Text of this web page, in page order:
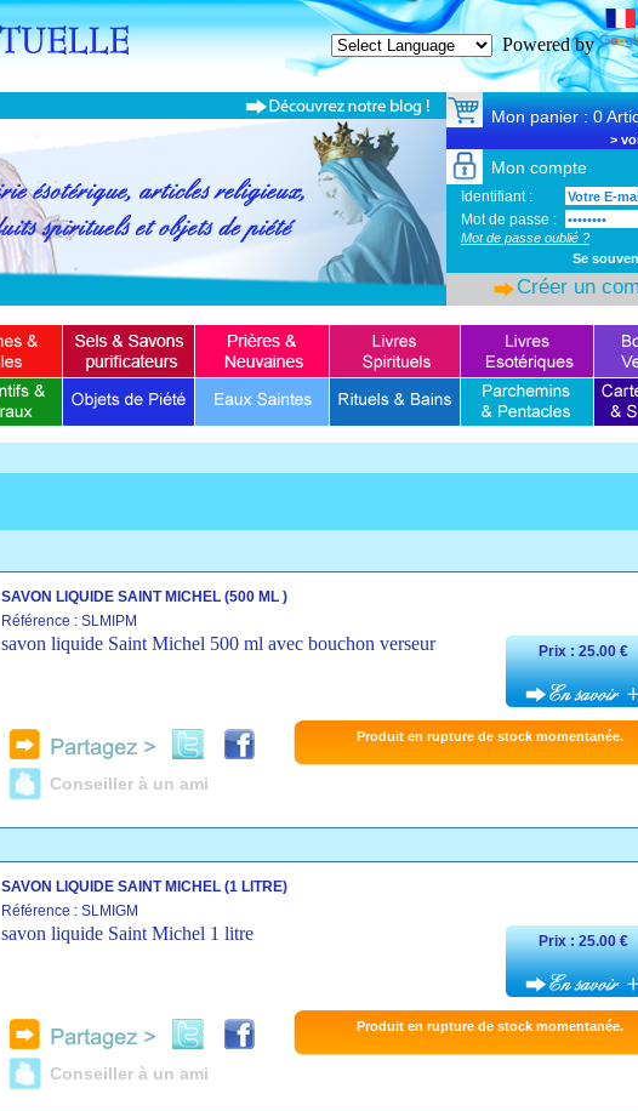
Powered by
Mon panier : 0
>
Mon compte
Identifiant :
Mot de passe :
Mot de passe oublié ?
Se
Créer un
SAVON LIQUIDE SAINT MICHEL (500 ML )
Référence : SLMIPM
savon liquide Saint Michel 500 ml avec bouchon verseur Prix : 25.00 €
Produit en rupture de stock momentanée.
Conseiller à un ami
SAVON LIQUIDE SAINT MICHEL (1 LITRE)
Référence : SLMIGM
savon liquide Saint Michel 1 litre Prix : 25.00 €
Produit en rupture de stock momentanée.
Conseiller à un ami